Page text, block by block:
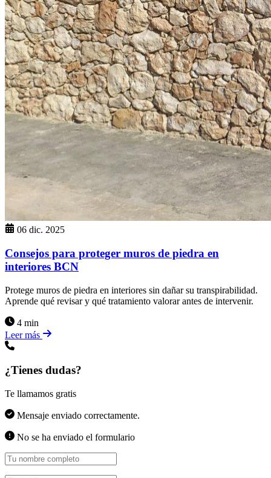
06 dic. 2025
Consejos para proteger muros de piedra en
interiores BCN
Protege muros de piedra en interiores sin dañar su transpirabilidad.
Aprende qué revisar y qué tratamiento valorar antes de intervenir.
4 min
Leer más
¿Tienes dudas?
Te llamamos gratis
Mensaje enviado correctamente.
No se ha enviado el formulario